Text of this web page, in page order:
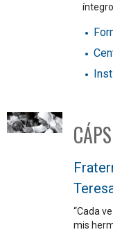
“Cada
mis